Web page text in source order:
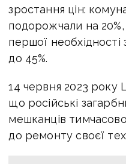
зростання цін:
подорожчали на
першої необхідності
до 45%.
14 червня 2023 року
що російські
мешканців
до ремонту своєї